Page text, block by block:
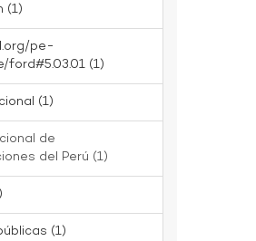
(1)
pe-
ford#5.03.01 (1)
(1)
de
del Perú (1)
(1)